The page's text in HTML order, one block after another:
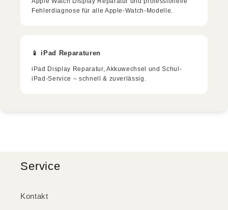
Fehlerdiagnose für alle Apple-Watch-Modelle.
📱 iPad Reparaturen
iPad Display Reparatur, Akkuwechsel und Schul-
iPad-Service – schnell & zuverlässig.
Service
Kontakt